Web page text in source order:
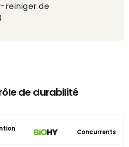
reiniger.de
de durabilité
Concurrents